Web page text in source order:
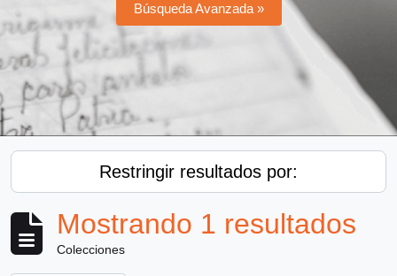
Búsqueda Avanzada »
Restringir resultados por:
Mostrando 1 resultados
Colecciones